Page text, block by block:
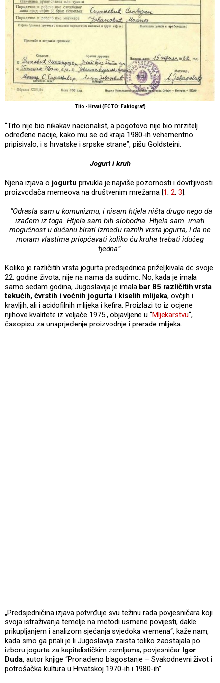
Tito - Hrvat (FOTO: Faktograf)
“Tito nije bio nikakav nacionalist, a pogotovo nije bio mrzitelj
određene nacije, kako mu se od kraja 1980-ih vehementno
pripisivalo, i s hrvatske i srpske strane”, pišu Goldsteini.
Jogurt i kruh
Njena izjava o jogurtu privukla je najviše pozornosti i dovitljivosti
proizvođača memeova na društvenim mrežama [1, 2, 3].
“Odrasla sam u komunizmu, i nisam htjela ništa drugo nego da
izađem iz toga. Htjela sam biti slobodna. Htjela sam imati
mogućnost u dućanu birati između raznih vrsta jogurta, i da ne
moram vlastima priopćavati koliko ću kruha trebati idućeg
tjedna”.
Koliko je različitih vrsta jogurta predsjednica priželjkivala do svoje
22. godine života, nije na nama da sudimo. No, kada je imala
samo sedam godina, Jugoslavija je imala bar 85 različitih vrsta
tekućih, čvrstih i voćnih jogurta i kiselih mlijeka, ovčjih i
kravljih, ali i acidofilnih mlijeka i kefira. Proizlazi to iz ocjene
njihove kvalitete iz veljače 1975., objavljene u “Mljekarstvu“,
časopisu za unaprjeđenje proizvodnje i prerade mlijeka.
„Predsjedničina izjava potvrđuje svu težinu rada povjesničara koji
svoja istraživanja temelje na metodi usmene povijesti, dakle
prikupljanjem i analizom sjećanja svjedoka vremena“, kaže nam,
kada smo ga pitali je li Jugoslavija zaista toliko zaostajala po
izboru jogurta za kapitalističkim zemljama, povjesničar Igor
Duda, autor knjige “Pronađeno blagostanje – Svakodnevni život i
potrošačka kultura u Hrvatskoj 1970-ih i 1980-ih”.